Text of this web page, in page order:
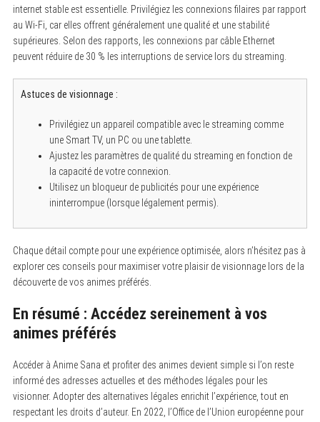
internet stable est essentielle. Privilégiez les connexions filaires par rapport
au Wi-Fi, car elles offrent généralement une qualité et une stabilité
supérieures. Selon des rapports, les connexions par câble Ethernet
peuvent réduire de 30 % les interruptions de service lors du streaming.
Astuces de visionnage :
Privilégiez un appareil compatible avec le streaming comme
une Smart TV, un PC ou une tablette.
Ajustez les paramètres de qualité du streaming en fonction de
la capacité de votre connexion.
Utilisez un bloqueur de publicités pour une expérience
ininterrompue (lorsque légalement permis).
Chaque détail compte pour une expérience optimisée, alors n’hésitez pas à
explorer ces conseils pour maximiser votre plaisir de visionnage lors de la
découverte de vos animes préférés.
En résumé : Accédez sereinement à vos
animes préférés
Accéder à Anime Sana et profiter des animes devient simple si l’on reste
informé des adresses actuelles et des méthodes légales pour les
visionner. Adopter des alternatives légales enrichit l’expérience, tout en
respectant les droits d’auteur. En 2022, l’Office de l’Union européenne pour